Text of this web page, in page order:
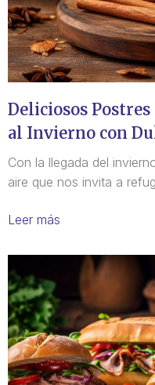
Deliciosos
al Invierno con
Con la llegada del
aire que nos invita a
Leer más